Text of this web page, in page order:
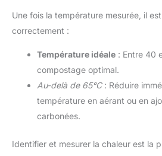
Une fois la température mesurée, il
correctement :
Température idéale : Entre 40
compostage optimal.
Au-delà de 65°C: Réduire
température en aérant ou en
carbonées.
Identifier et mesurer la chaleur est la